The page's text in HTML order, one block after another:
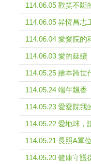
114.06.05 歡笑不斷
114.06.05 昇恆昌志
114.06.04 愛愛院的
114.06.03 愛的延續
114.05.25 繪本跨世
114.05.24 端午飄香
114.05.23 愛愛院我
114.05.22 愛地球，
114.05.21 長照A單
114.05.20 健康守護